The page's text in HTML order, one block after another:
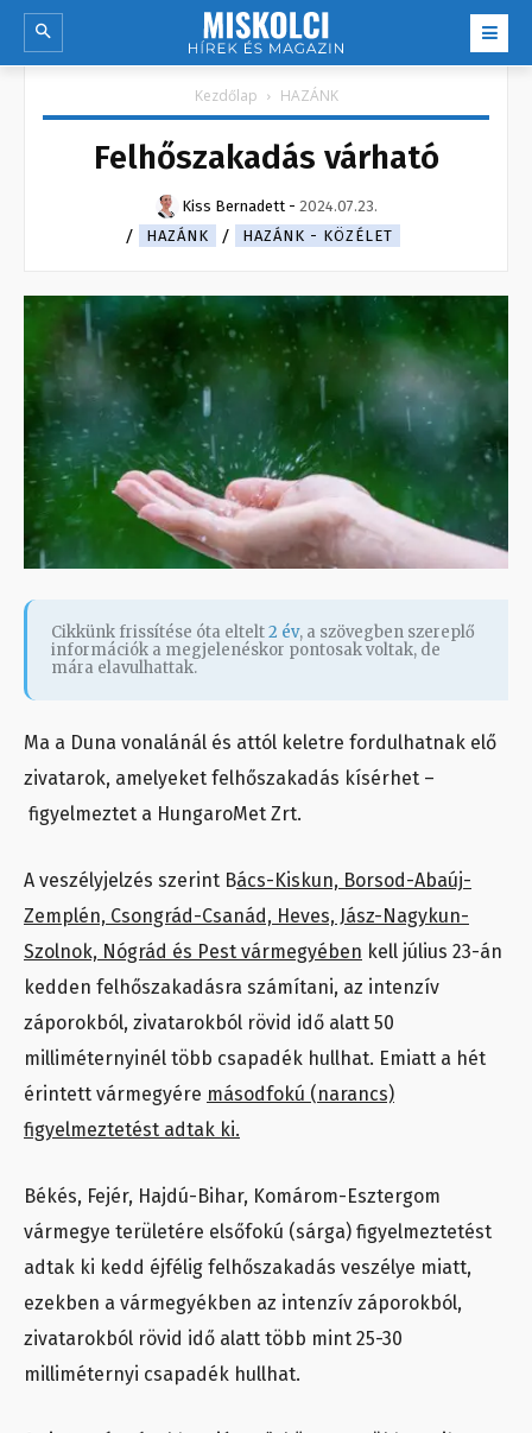
Kezdőlap HAZÁNK
Felhőszakadás várható
Kiss Bernadett - 2024.07.23.
HAZÁNK
HAZÁNK - KÖZÉLET
Cikkünk frissítése óta eltelt2 év, a szövegben szereplő
információk a megjelenéskor pontosak voltak, de
mára elavulhattak.
Ma a Duna vonalánál és attól keletre fordulhatnak elő
zivatarok, amelyeket felhőszakadás kísérhet –
figyelmeztet a HungaroMet Zrt.
A veszélyjelzés szerint Bács-Kiskun, Borsod-Abaúj-
Zemplén, Csongrád-Csanád, Heves, Jász-Nagykun-
Szolnok, Nógrád és Pest vármegyében kell július 23-án
kedden felhőszakadásra számítani, az intenzív
záporokból, zivatarokból rövid idő alatt 50
milliméternyinél több csapadék hullhat. Emiatt a hét
érintett vármegyére másodfokú (narancs)
figyelmeztetést adtak ki.
Békés, Fejér, Hajdú-Bihar, Komárom-Esztergom
vármegye területére elsőfokú (sárga) figyelmeztetést
adtak ki kedd éjfélig felhőszakadás veszélye miatt,
ezekben a vármegyékben az intenzív záporokból,
zivatarokból rövid idő alatt több mint 25-30
milliméternyi csapadék hullhat.